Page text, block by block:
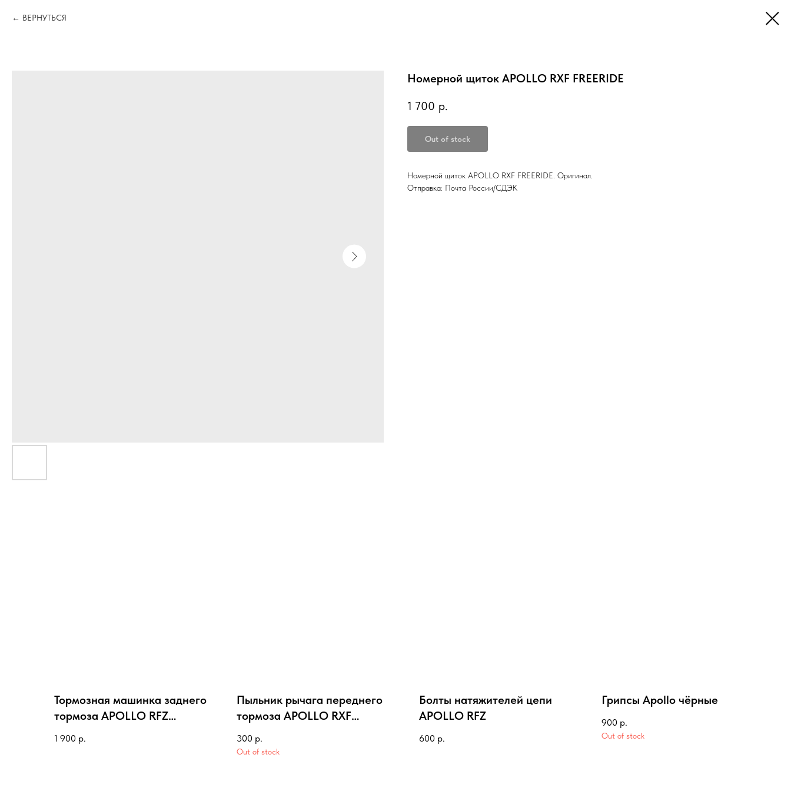
ВЕРНУТЬСЯ
Номерной щиток APOLLO RXF FREERIDE
1 700 р.
Out of stock
Номерной щиток APOLLO RXF FREERIDE. Оригинал.
Отправка: Почта России/СДЭК
Тормозная машинка заднего
тормоза APOLLO RFZ
(длинный шток)
1 900 р.
Пыльник рычага переднего
тормоза APOLLO RXF
FREERIDE/OPEN
300 р.
Out of stock
Болты натяжителей цепи
APOLLO RFZ
600 р.
Грипсы Apollo чёрные
900 р.
Out of stock